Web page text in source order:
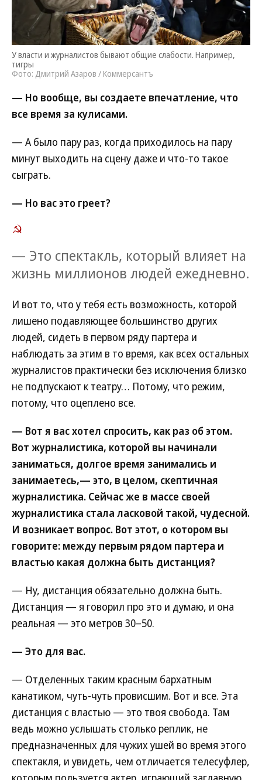
У власти и журналистов бывают общие слабости. Например,
тигры
Фото: Дмитрий Азаров / Коммерсантъ
— Но вообще, вы создаете впечатление, что
все время за кулисами.
— А было пару раз, когда приходилось на пару
минут выходить на сцену даже и что-то такое
сыграть.
— Но вас это греет?
— Это спектакль, который влияет на
жизнь миллионов людей ежедневно.
И вот то, что у тебя есть возможность, которой
лишено подавляющее большинство других
людей, сидеть в первом ряду партера и
наблюдать за этим в то время, как всех остальных
журналистов практически без исключения близко
не подпускают к театру… Потому, что режим,
потому, что оцеплено все.
— Вот я вас хотел спросить, как раз об этом.
Вот журналистика, которой вы начинали
заниматься, долгое время занимались и
занимаетесь,— это, в целом, скептичная
журналистика. Сейчас же в массе своей
журналистика стала ласковой такой, чудесной.
И возникает вопрос. Вот этот, о котором вы
говорите: между первым рядом партера и
властью какая должна быть дистанция?
— Ну, дистанция обязательно должна быть.
Дистанция — я говорил про это и думаю, и она
реальная — это метров 30–50.
— Это для вас.
— Отделенных таким красным бархатным
канатиком, чуть-чуть провисшим. Вот и все. Эта
дистанция с властью — это твоя свобода. Там
ведь можно услышать столько реплик, не
предназначенных для чужих ушей во время этого
спектакля, и увидеть, чем отличается телесуфлер,